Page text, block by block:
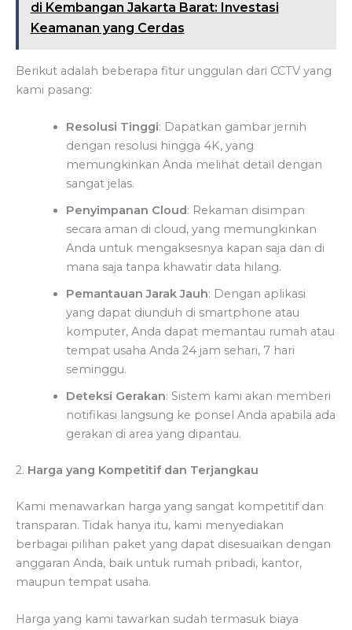
di Kembangan Jakarta Barat: Investasi
Keamanan yang Cerdas
Berikut adalah beberapa fitur unggulan dari CCTV yang
kami pasang:
Resolusi Tinggi: Dapatkan gambar jernih
dengan resolusi hingga 4K, yang
memungkinkan Anda melihat detail dengan
sangat jelas.
Penyimpanan Cloud: Rekaman disimpan
secara aman di cloud, yang memungkinkan
Anda untuk mengaksesnya kapan saja dan di
mana saja tanpa khawatir data hilang.
Pemantauan Jarak Jauh: Dengan aplikasi
yang dapat diunduh di smartphone atau
komputer, Anda dapat memantau rumah atau
tempat usaha Anda 24 jam sehari, 7 hari
seminggu.
Deteksi Gerakan: Sistem kami akan memberi
notifikasi langsung ke ponsel Anda apabila ada
gerakan di area yang dipantau.
2. Harga yang Kompetitif dan Terjangkau
Kami menawarkan harga yang sangat kompetitif dan
transparan. Tidak hanya itu, kami menyediakan
berbagai pilihan paket yang dapat disesuaikan dengan
anggaran Anda, baik untuk rumah pribadi, kantor,
maupun tempat usaha.
Harga yang kami tawarkan sudah termasuk biaya